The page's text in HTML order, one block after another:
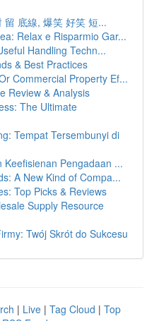
底線, 爆笑 好笑 短...
Relax e Risparmio Gar...
Handling Techn...
& Best Practices
Commercial Property Ef...
Review & Analysis
The Ultimate
Tempat Tersembunyi di
Keefisienan Pengadaan ...
A New Kind of Compa...
Top Picks & Reviews
Supply Resource
Twój Skrót do Sukcesu
| Live | Tag Cloud | Top